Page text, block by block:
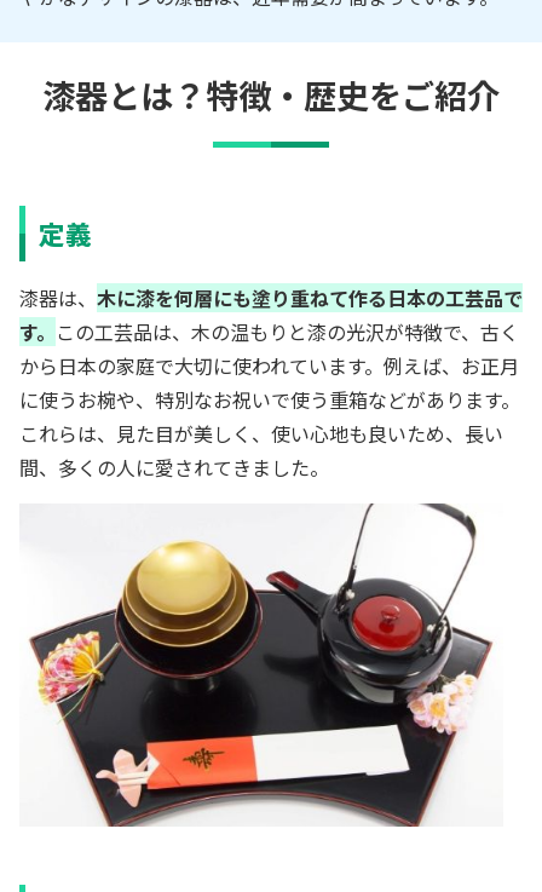
漆器とは？特徴・歴史をご紹介
定義
漆器は、 木に漆を何層にも塗り重ねて作る日本の工芸品で
す。 この工芸品は、木の温もりと漆の光沢が特徴で、古く
から日本の家庭で大切に使われています。例えば、お正月
に使うお椀や、特別なお祝いで使う重箱などがあります。
これらは、見た目が美しく、使い心地も良いため、長い
間、多くの人に愛されてきました。